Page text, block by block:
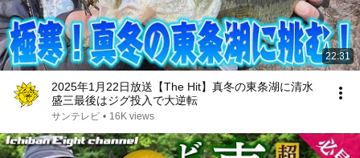
22:31
2025年1月22日放送【The Hit】真冬の東条湖に清水
盛三最後はジグ投入で大逆転
サンテレビ • 16K views